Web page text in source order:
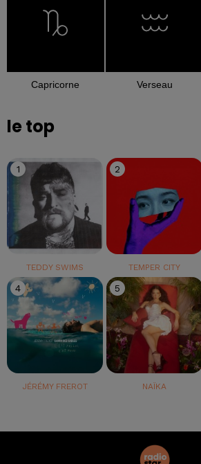
Capricorne Verseau
le top
1
TEDDY SWIMS
2
TEMPER CITY
4
JÉRÉMY FREROT
5
NAÏKA